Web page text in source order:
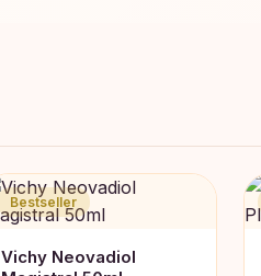
Bestseller
Vichy Neovadiol